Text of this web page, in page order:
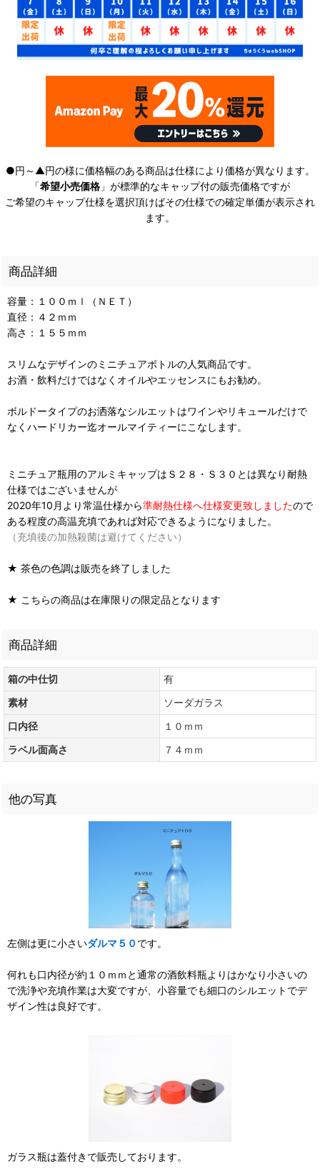
●円～▲円の様に価格幅のある商品は仕様により価格が異なります。
「希望小売価格 」が標準的なキャップ付の販売価格ですが
ご希望のキャップ仕様を選択頂けばその仕様での確定単価が表示され
ます。
商品詳細
容量：１００ｍｌ（ＮＥＴ）
直径：４２ｍｍ
高さ：１５５ｍｍ
スリムなデザインのミニチュアボトルの人気商品です。
お酒・飲料だけではなくオイルやエッセンスにもお勧め。
ボルドータイプのお洒落なシルエットはワインやリキュールだけで
なくハードリカー迄オールマイティーにこなします。
ミニチュア瓶用のアルミキャップはＳ２８・Ｓ３０とは異なり耐熱
仕様ではございませんが
2020年10月より常温仕様から準耐熱仕様へ仕様変更致しましたので
ある程度の高温充填であれば対応できるようになりました。
（充填後の加熱殺菌は避けてください）
★ 茶色の色調は販売を終了しました
★ こちらの商品は在庫限りの限定品となります
商品詳細
箱の中仕切
有
素材
ソーダガラス
口内径
１０ｍｍ
ラベル面高さ
７４ｍｍ
他の写真
左側は更に小さいダルマ５０です。
何れも口内径が約１０ｍｍと通常の酒飲料瓶よりはかなり小さいの
で洗浄や充填作業は大変ですが、小容量でも細口のシルエットでデ
ザイン性は良好です。
ガラス瓶は蓋付きで販売しております。